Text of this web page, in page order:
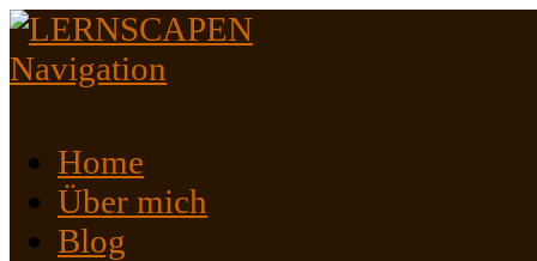
Navigation
Home
Über mich
Blog